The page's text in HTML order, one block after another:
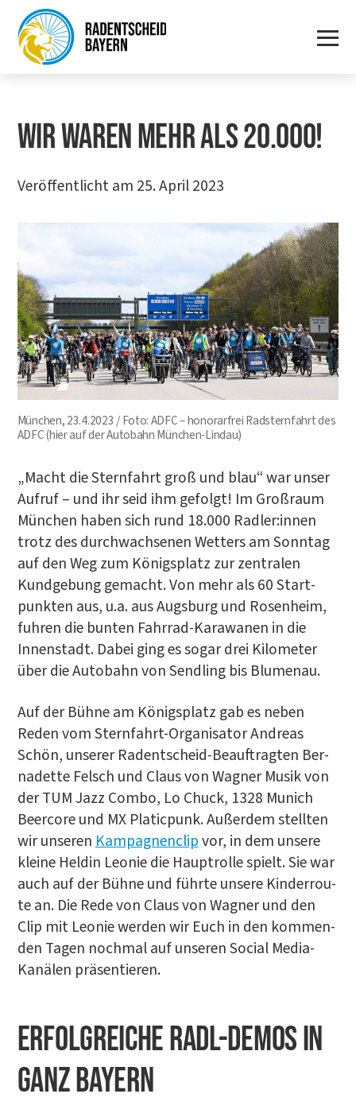
WIR WAREN MEHR ALS 20.000!
Veröffentlicht am 25. April 2023
Mün­chen, 23.4.2023 / Foto: ADFC – hono­rar­frei Rad­stern­fahrt des
ADFC (hier auf der Auto­bahn München-Lindau)
„Macht die Stern­fahrt groß und blau“ war unser
Auf­ruf – und ihr seid ihm gefolgt! Im Groß­raum
Mün­chen haben sich rund 18.000 Radler:innen
trotz des durch­wach­se­nen Wet­ters am Sonn­tag
auf den Weg zum Königs­platz zur zen­tra­len
Kund­ge­bung gemacht. Von mehr als 60 Start­
punk­ten aus, u.a. aus Augs­burg und Rosen­heim,
fuh­ren die bun­ten Fahr­rad-Kara­wa­nen in die
Innen­stadt. Dabei ging es sogar drei Kilo­me­ter
über die Auto­bahn von Send­ling bis Blumenau.
Auf der Büh­ne am Königs­platz gab es neben
Reden vom Stern­fahrt-Orga­ni­sa­tor Andre­as
Schön, unse­rer Radent­scheid-Beauf­trag­ten Ber­
na­dette Felsch und Claus von Wag­ner Musik von
der TUM Jazz Com­bo, Lo Chuck, 1328 Munich
Beer­co­re und MX Pla­tic­punk. Außer­dem stell­ten
wir unse­ren Kam­pa­gnen­clipvor, in dem unse­re
klei­ne Hel­din Leo­nie die Haupt­rol­le spielt. Sie war
auch auf der Büh­ne und führ­te unse­re Kin­der­rou­
te an. Die Rede von Claus von Wag­ner und den
Clip mit Leo­nie wer­den wir Euch in den kom­men­
den Tagen noch­mal auf unse­ren Social Media-
Kanä­len präsentieren.
Erfolg­rei­che Radl-Demos in
ganz Bayern